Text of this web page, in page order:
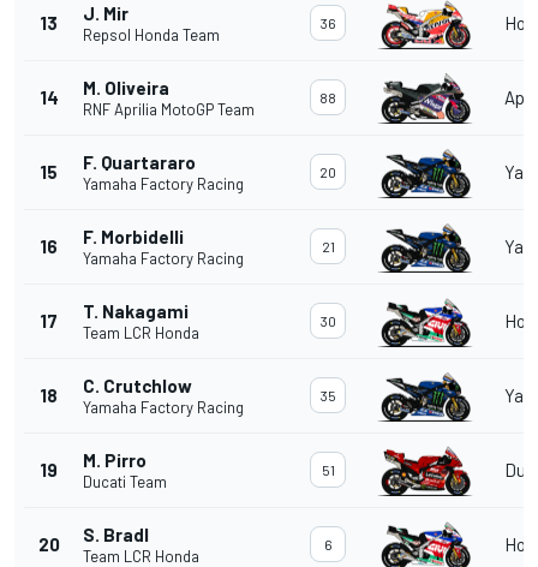
13 J. Mir
Repsol Honda Team
36
14 M. Oliveira
RNF Aprilia MotoGP Team
88
15 F. Quartararo
Yamaha Factory Racing
20
16 F. Morbidelli
Yamaha Factory Racing
21
17 T. Nakagami
Team LCR Honda
30
18 C. Crutchlow
Yamaha Factory Racing
35
19 M. Pirro
Ducati Team
51
20 S. Bradl
Team LCR Honda
6